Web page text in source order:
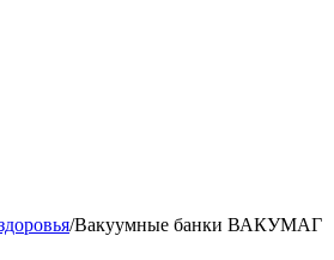
/Вакуумные банки ВАКУМАГ